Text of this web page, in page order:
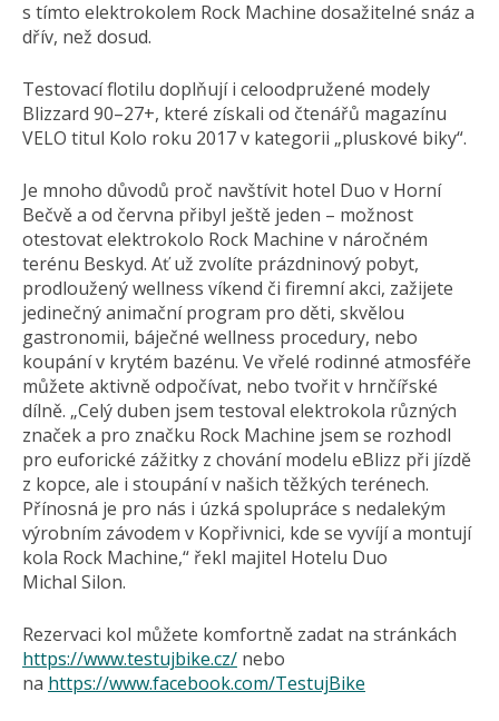
s tímto elektrokolem Rock Machine dosažitelné snáz a
dřív, než dosud.
Testovací flotilu doplňují i celoodpružené modely
Blizzard 90–27+, které získali od čtenářů magazínu
VELO titul Kolo roku 2017 v kategorii „pluskové biky“.
Je mnoho důvodů proč navštívit hotel Duo v Horní
Bečvě a od června přibyl ještě jeden – možnost
otestovat elektrokolo Rock Machine v náročném
terénu Beskyd. Ať už zvolíte prázdninový pobyt,
prodloužený wellness víkend či firemní akci, zažijete
jedinečný animační program pro děti, skvělou
gastronomii, báječné wellness procedury, nebo
koupání v krytém bazénu. Ve vřelé rodinné atmosféře
můžete aktivně odpočívat, nebo tvořit v hrnčířské
dílně. „Celý duben jsem testoval elektrokola různých
značek a pro značku Rock Machine jsem se rozhodl
pro euforické zážitky z chování modelu eBlizz při jízdě
z kopce, ale i stoupání v našich těžkých terénech.
Přínosná je pro nás i úzká spolupráce s nedalekým
výrobním závodem v Kopřivnici, kde se vyvíjí a montují
kola Rock Machine,“ řekl majitel Hotelu Duo
Michal Silon.
Rezervaci kol můžete komfortně zadat na stránkách
https://www.testujbike.cz/ nebo
na https://www.facebook.com/TestujBike